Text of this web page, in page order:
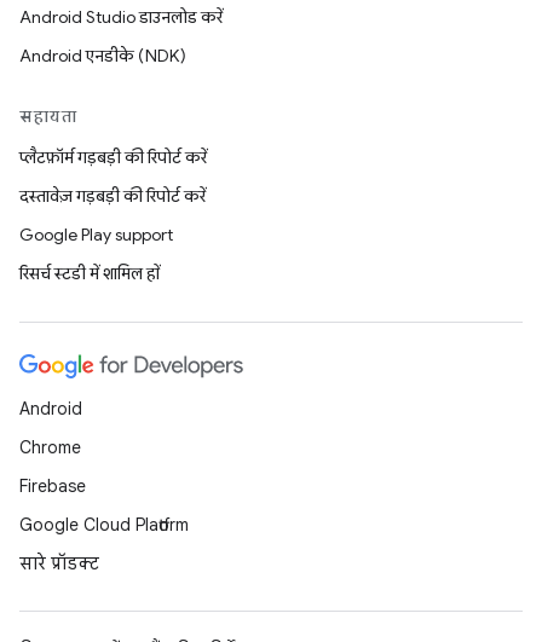
Android Studio डाउनलोड करें
Android एनडीके (NDK)
सहायता
प्लैटफ़ॉर्म गड़बड़ी की रिपोर्ट करें
दस्तावेज़ गड़बड़ी की रिपोर्ट करें
Google Play support
रिसर्च स्टडी में शामिल हों
Android
Chrome
Firebase
Google Cloud Platform
सारे प्रॉडक्ट